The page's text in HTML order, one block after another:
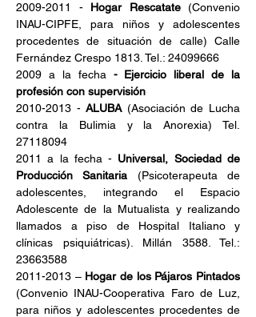
2009-2011 - Hogar Rescatate (Convenio
INAU-CIPFE, para niños y adolescentes
procedentes de situación de calle) Calle
Fernández Crespo 1813. Tel.: 24099666
2009 a la fecha - Ejercicio liberal de la
profesión con supervisión
2010-2013 - ALUBA (Asociación de Lucha
contra la Bulimia y la Anorexia) Tel.
27118094
2011 a la fecha - Universal, Sociedad de
Producción Sanitaria (Psicoterapeuta de
adolescentes, integrando el Espacio
Adolescente de la Mutualista y realizando
llamados a piso de Hospital Italiano y
clínicas psiquiátricas). Millán 3588. Tel.:
23663588
2011-2013 – Hogar de los Pájaros Pintados
(Convenio INAU-Cooperativa Faro de Luz,
para niños y adolescentes procedentes de